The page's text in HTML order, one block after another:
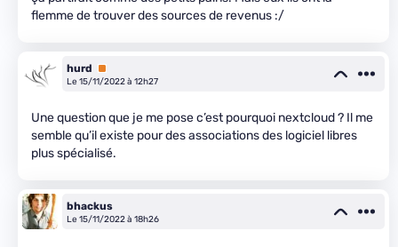
flemme de trouver des sources de revenus :/
hurd
Premium
Le 15/11/2022 à 12h27
Une question que je me pose c’est pourquoi nextcloud ? Il me
semble qu’il existe pour des associations des logiciel libres
plus spécialisé.
bhackus
Le 15/11/2022 à 18h26